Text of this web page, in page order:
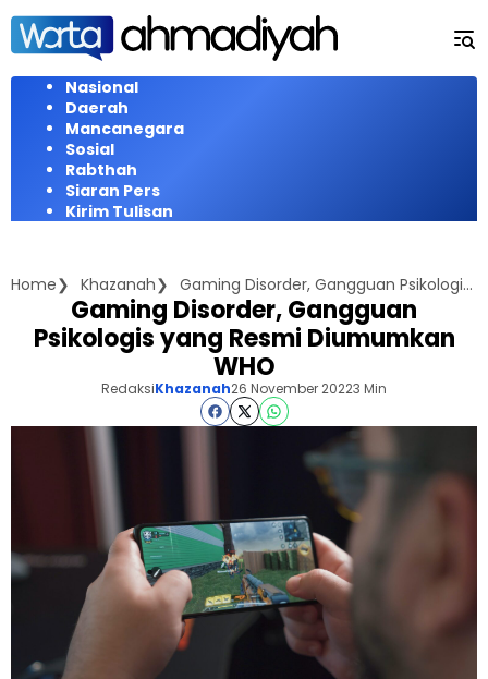
Langsung
konten
Nasional
Daerah
Mancanegara
Sosial
Rabthah
Siaran Pers
Kirim Tulisan
Home Khazanah Gaming Disorder, Gangguan Psikologis yang Resmi Diumumkan WHO
Gaming Disorder, Gangguan
Psikologis yang Resmi Diumumkan
WHO
RedaksiKhazanah26 November 20223 Min